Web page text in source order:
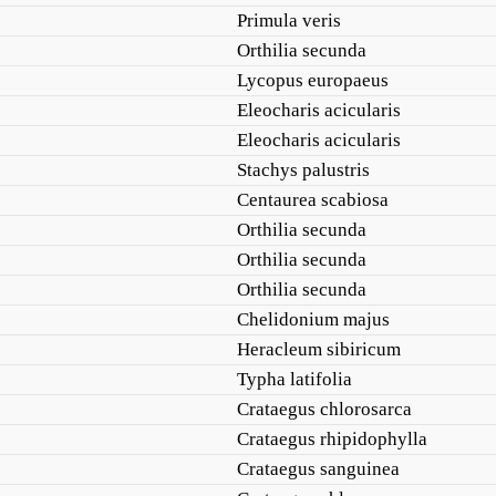
Primula veris
Orthilia secunda
Lycopus europaeus
Eleocharis acicularis
Eleocharis acicularis
Stachys palustris
Centaurea scabiosa
Orthilia secunda
Orthilia secunda
Orthilia secunda
Chelidonium majus
Heracleum sibiricum
Typha latifolia
Crataegus chlorosarca
Crataegus rhipidophylla
Crataegus sanguinea